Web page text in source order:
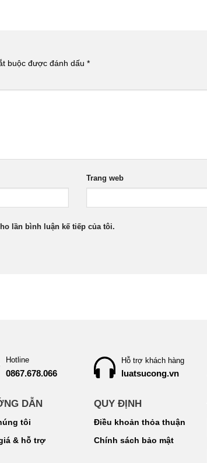
buộc được đánh dấu *
Trang web
lần bình luận kế tiếp của tôi.
Hotline
0867.678.066
DẪN
tôi
& hỗ trợ
Hỗ trợ khách hàng
luatsucong.vn
QUY ĐỊNH
Điều khoản thỏa thuận
Chính sách bảo mật